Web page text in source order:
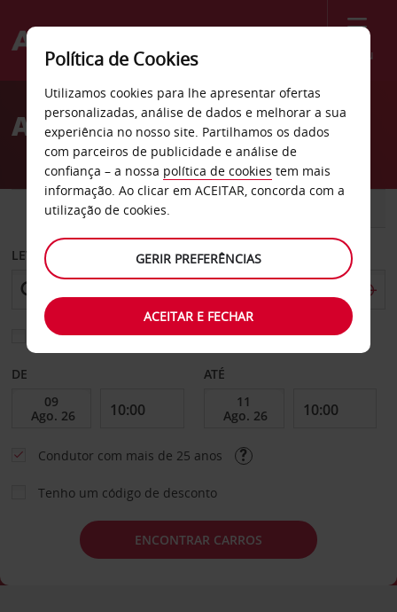
Menu
Welcome
AvisAluguer de carros Roanne
CARRO
LEVANTAR EM
Escolher uma estação de devolução diferente
DE ATÉ
Condutor com mais de 25 anos
Tenho um código de desconto
ENCONTRAR CARROS
Política de Cookies
Utilizamos cookies para lhe apresentar ofertas
personalizadas, análise de dados e melhorar a sua
experiência no nosso site. Partilhamos os dados
com parceiros de publicidade e análise de
confiança – a nossa política de cookies tem mais
informação. Ao clicar em ACEITAR, concorda com a
utilização de cookies.
GERIR PREFERÊNCIAS
ACEITAR E FECHAR